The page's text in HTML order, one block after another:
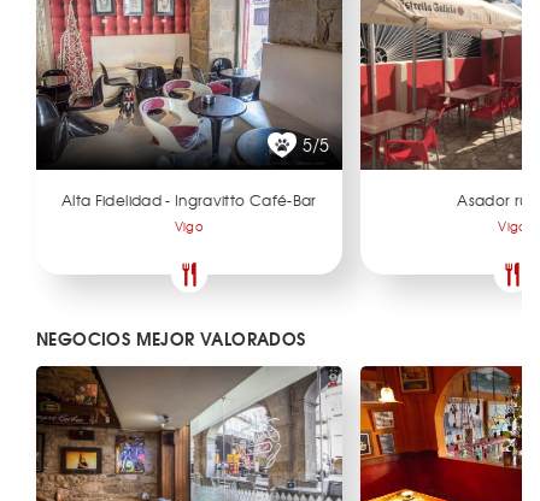
5/5
Alta Fidelidad - Ingravitto Café-Bar
Vigo
Asador
Vigo
NEGOCIOS MEJOR VALORADOS